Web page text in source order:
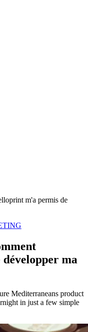
m'a permis de
ma
Mediterraneans product
in just a few simple